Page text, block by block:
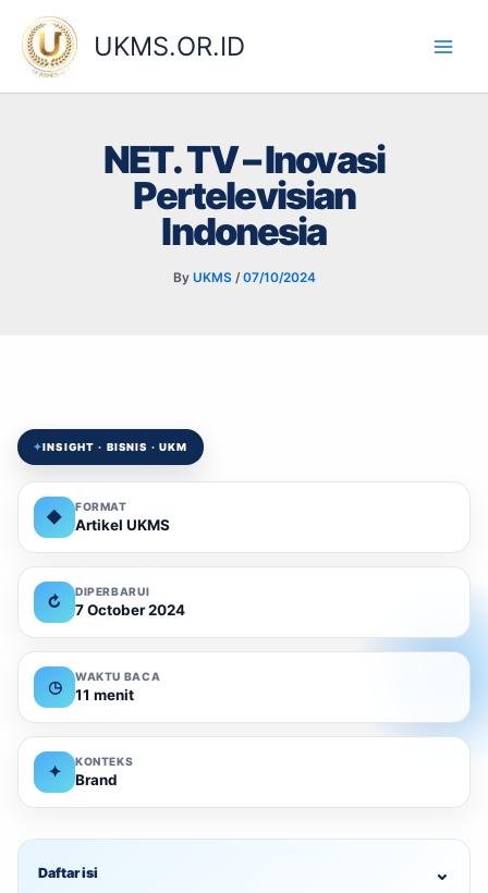
content
UKMS.OR.ID
NET. TV – Inovasi
Pertelevisian
Indonesia
By UKMS /07/10/2024
✦INSIGHT · BISNIS · UKM
◆
FORMAT
Artikel UKMS
↻
DIPERBARUI
7 October 2024
◷
WAKTU BACA
11 menit
✦
KONTEKS
Brand
Daftar isi ⌄